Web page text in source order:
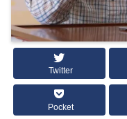
Twitter
Pocket